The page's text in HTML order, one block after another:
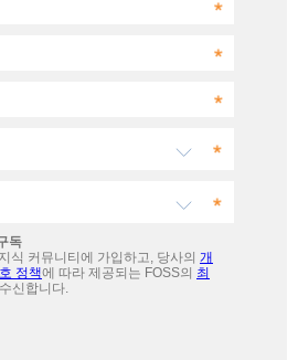
독
식 커뮤니티에 가입하고, 당사의 개
정책에 따라 제공되는 FOSS의 최
신합니다.